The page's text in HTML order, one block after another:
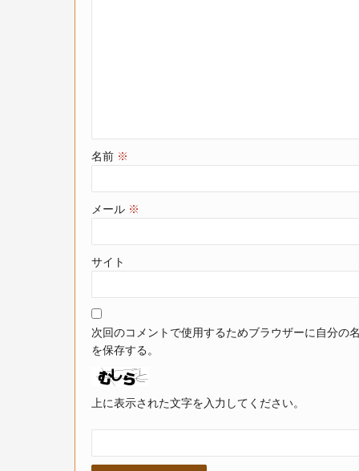
名前 ※
メール ※
サイト
次回のコメントで使用するためブラウザーに自分の
を保存する。
上に表示された文字を入力してください。